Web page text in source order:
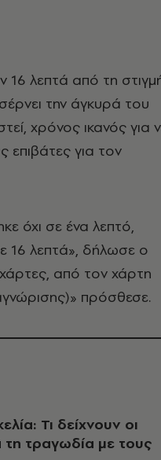
λεπτά από τη
την άγκυρά του
χρόνος ικανός για
επιβάτες για τον
όχι σε ένα λεπτό,
16 λεπτά», δήλωσε ο
από τον χάρτη
πρόσθεσε.
Τι δείχνουν οι
τη τραγωδία με τους